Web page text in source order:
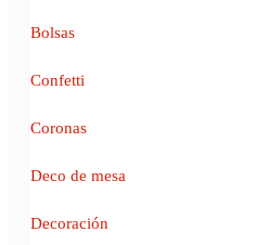
Bolsas
Confetti
Coronas
Deco de mesa
Decoración